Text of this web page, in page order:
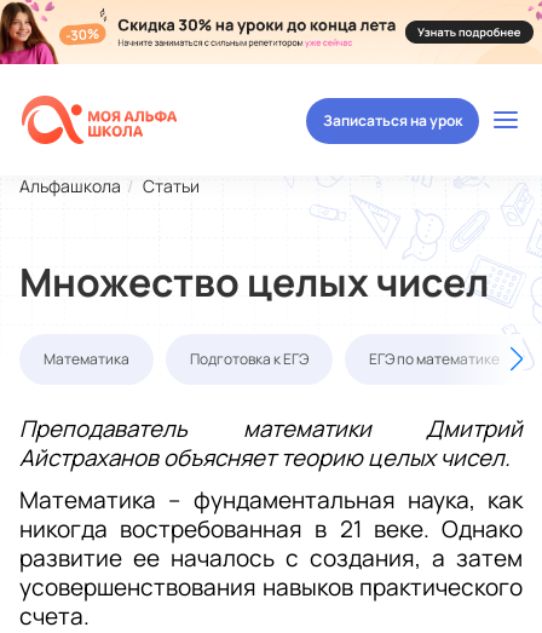
Записаться на урок
Альфашкола Статьи
Множество целых чисел
Математика Подготовка к ЕГЭ ЕГЭ по математике
Преподаватель математики Дмитрий
Айстраханов объясняет теорию целых чисел.
Математика – фундаментальная наука, как
никогда востребованная в 21 веке. Однако
развитие ее началось с создания, а затем
усовершенствования навыков практического
счета.